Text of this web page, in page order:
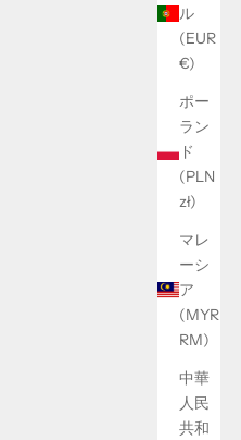
ル
(EUR
€)
ポー
ラン
ド
(PLN
zł)
マレ
ーシ
ア
(MYR
RM)
中華
人民
共和